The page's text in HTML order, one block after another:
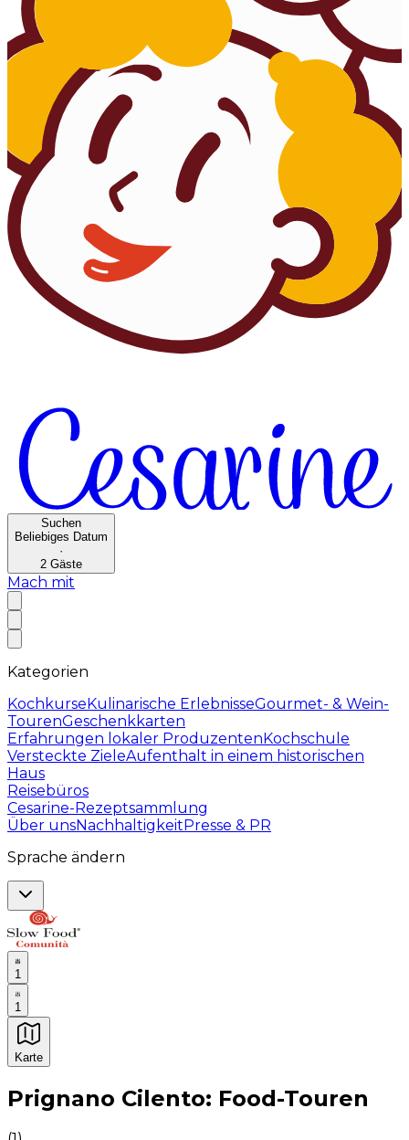
Suchen
Beliebiges Datum
·
2 Gäste
Mach mit
Kategorien
KochkurseKulinarische ErlebnisseGourmet- & Wein-
TourenGeschenkkarten
Erfahrungen lokaler ProduzentenKochschule
Versteckte ZieleAufenthalt in einem historischen
Haus
Reisebüros
Cesarine-Rezeptsammlung
Über unsNachhaltigkeitPresse & PR
Sprache ändern
1
1
Karte
Unvergessliche kulinarische Erlebnisse:
Prignano Cilento: Food-Touren